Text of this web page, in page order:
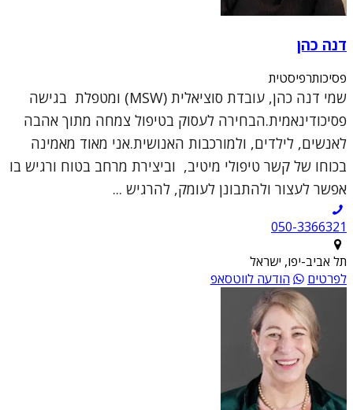
דנה כהן
פסיכותרפיסטית
שמי דנה כהן, עובדת סוציאלית (MSW) ומטפלת בגישה
פסיכודינאמית.הבחירה לעסוק בטיפול צמחה מתוך אהבה
לאנשים, לילדים, ולמורכבות האנושית.אני מאוד מאמינה
בכוחו של קשר טיפולי מיטיב, וביצירת מרחב בטוח ורגיש בו
אפשר לעצור ולהתבונן לעומק, להרגיש ...
050-3366321
תל אביב-יפו, ישראל
לפרטים
הודעה לווטסאפ